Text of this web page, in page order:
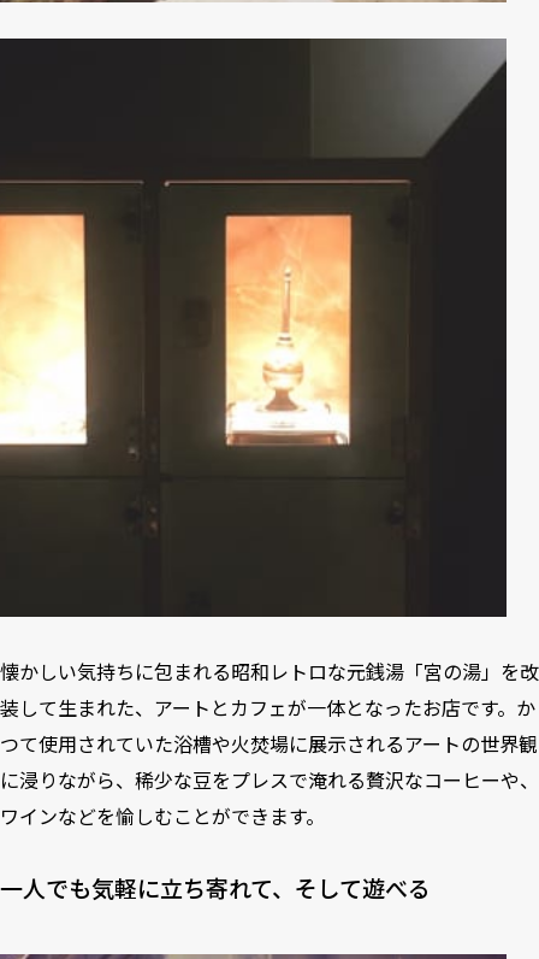
懐かしい気持ちに包まれる昭和レトロな元銭湯「宮の湯」を改
装して生まれた、アートとカフェが一体となったお店です。か
つて使用されていた浴槽や火焚場に展示されるアートの世界観
に浸りながら、稀少な豆をプレスで淹れる贅沢なコーヒーや、
ワインなどを愉しむことができます。
一人でも気軽に立ち寄れて、そして遊べる